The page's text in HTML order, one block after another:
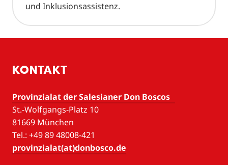
und Inklusionsassistenz.
KONTAKT
Provinzialat der Salesianer Don Boscos
St.-Wolfgangs-Platz 10
81669 München
Tel.: +49 89 48008-421
provinzialat(at)donbosco.de